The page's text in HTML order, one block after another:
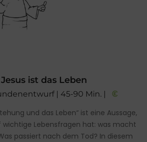
Jesus ist das Leben
| 45-90 Min. |
und das Leben“ ist eine Aussage,
Lebensfragen hat: was macht
passiert nach dem Tod? In diesem